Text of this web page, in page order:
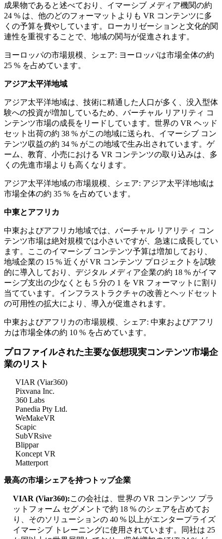
成果物であると述べており、イマーシブ メディア機関の約
24 % は、他のどのフォーマットよりも VR コンテンツに多
くの予算を費やしています。ローカリゼーションと文化的関
連性を重視することで、地域の関与が促進されます。
ヨーロッパの市場規模、シェア: ヨーロッパは市場全体の約
25 % を占めています。
アジア太平洋地域
アジア太平洋地域は、技術に精通した人口が多く、没入型体
験への投資が増加しているため、バーチャル リアリティ コ
ンテンツ市場の成長をリードしています。世界の VR ヘッド
セット出荷の約 38 % がこの地域に送られ、イマーシブ コン
テンツ収益の約 34 % がこの地域で生み出されています。ゲ
ーム、教育、小売における VR コンテンツの取り込みは、多
くの先進市場よりも高くなります。
アジア太平洋地域の市場規模、シェア: アジア太平洋地域は
市場全体の約 35 % を占めています。
中東とアフリカ
中東およびアフリカ地域では、バーチャル リアリティ コン
テンツ市場は絶対規模では小さいですが、急速に成長してい
ます。ここのイマーシブ コンテンツ予算は増加しており、
地域企業の 15 % 近くが VR コンテンツ プロジェクトを試験
的に導入しており、デジタル メディア企業の約 18 % がイマ
ーシブ支出の少なくとも 5 分の 1 を VR フォーマットに割り
当てています。インフラストラクチャの改善とヘッドセット
の可用性の拡大により、導入が促進されます。
中東およびアフリカの市場規模、シェア: 中東およびアフリ
カは市場全体の約 10 % を占めています。
プロファイルされた主要な仮想現実コンテンツ市場企
業のリスト
VIAR (Viar360)
Pixvana Inc.
360 Labs
Panedia Pty Ltd.
WeMakeVR
Scapic
SubVRsive
Blippar
Koncept VR
Matterport
最高の市場シェアを持つトップ企業
VIAR (Viar360):この会社は、世界の VR コンテンツ プラ
ットフォーム セグメントで約 18 % のシェアを占めてお
り、そのソリューションの 40 % 以上がエンタープライズ
イマーシブ トレーニングに使用されています。同社は 25